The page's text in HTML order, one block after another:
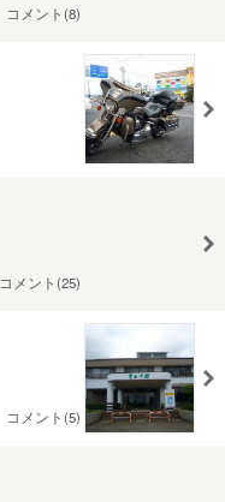
コメント(8)
コメント(25)
コメント(5)